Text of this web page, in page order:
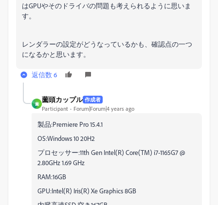
はGPUやそのドライバの問題も考えられるように思いま
す。
レンダラーの設定がどうなっているかも、確認点の一つ
になるかと思います。
返信数 6
薗
薗頭カップル 作成者
Participant Forum|Forum|4 years ago
製品:Premiere Pro 15.4.1
OS:Windows 10 20H2
プロセッサー:11th Gen Intel(R) Core(TM) i7-1165G7 @
2.80GHz 1.69 GHz
RAM:16GB
GPU:Intel(R) Iris(R) Xe Graphics 8GB